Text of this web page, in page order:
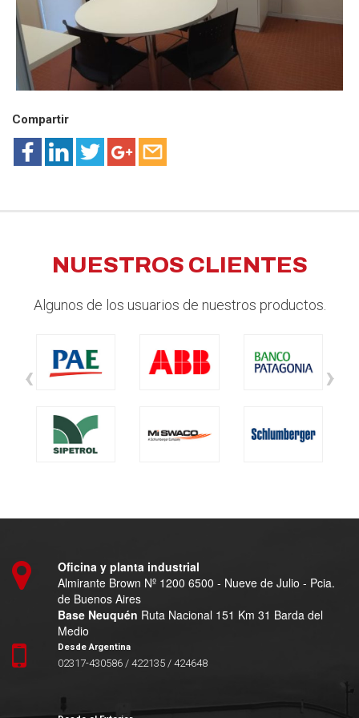
Compartir
NUESTROS CLIENTES
Algunos de los usuarios de nuestros productos.
‹ ›
Oficina y planta industrial
Almirante Brown Nº 1200 6500 - Nueve de Julio - Pcia.
de Buenos Aires
Base Neuquén Ruta Nacional 151 Km 31 Barda del
Medio
Desde Argentina
02317-430586 / 422135 / 424648